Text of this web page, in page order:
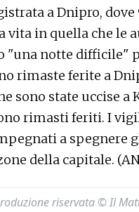
a Dnipro,
vita in quella che le
"una notte difficile"
rimaste ferite a
sono state uccise a
rimasti feriti. I
a spegnere
della capitale.
riservata © Il